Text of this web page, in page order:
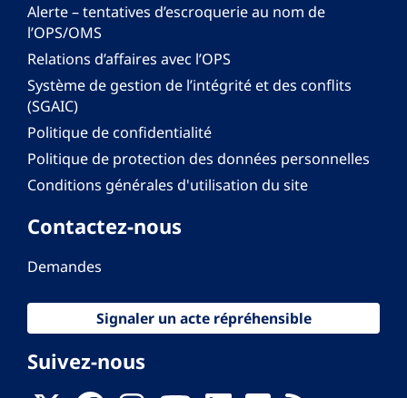
Alerte – tentatives d’escroquerie au nom de
l’OPS/OMS
Relations d’affaires avec l’OPS
Système de gestion de l’intégrité et des conflits
(SGAIC)
Politique de confidentialité
Politique de protection des données personnelles
Conditions générales d'utilisation du site
Contactez-nous
Demandes
Signaler un acte répréhensible
Suivez-nous